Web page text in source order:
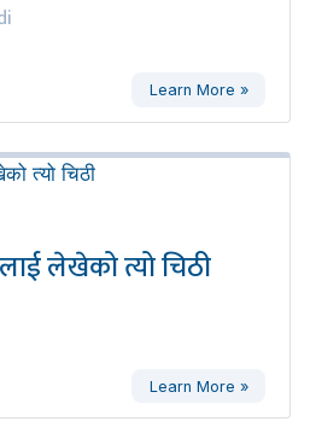
Learn More »
लेखेको त्यो चिठी
Learn More »